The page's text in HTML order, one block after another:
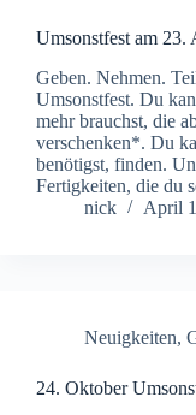
Umsonstfest am 23.
Geben. Nehmen.
Umsonstfest. Du
mehr brauchst, die
verschenken*. Du
benötigst, finden.
Fertigkeiten, die du
nick
April
Neuigkeiten,
24. Oktober